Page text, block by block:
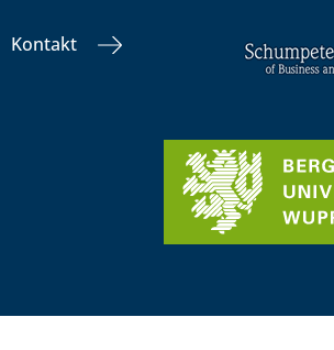
Kontakt